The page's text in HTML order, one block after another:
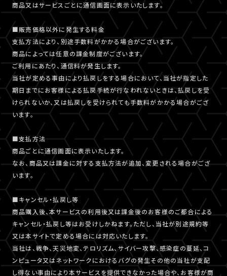
商品又はサービスごとに通信画面に表示いたします。
■販売価格以外に発生する料金
支払方法により、別途手数料がかかる場合がございます。
商品によっては任意の課金制度がございます。
ご利用にあたり、通信料が発生します。
当社が定める事由により払戻しをする場合において、当社が指定した
期日までにお客様による払戻手続が行なわれないときは、払戻しを受
けられないか、又は払戻しを受けられても手数料がかかる場合がござ
います。
■支払方法
商品ごとに通信画面に表示いたします。
なお、商品又は課金に対する支払方法が追加、変更される場合がござ
います。
■キャンセル・払戻し等
商品購入後、本サービスの利用後又は課金後のお客様のご都合による
キャンセル・払戻し等はお受けしかねます。ただし、当社が別途規約等
又は本サイトで定める場合には対応いたします。
当社は、戦争、天災地変、テロリズム、サイバー攻撃、感染症の蔓延、コ
ンピュータ又はネットワークにおけるバグの発生その他の当社が支配
し得ない事由により本サービスを提供できなかった場合や、お客様が商